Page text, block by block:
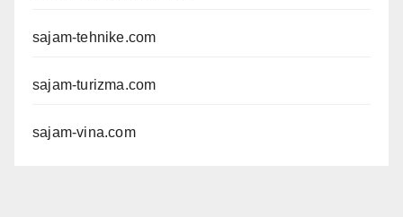
sajam-tehnike.com
sajam-turizma.com
sajam-vina.com